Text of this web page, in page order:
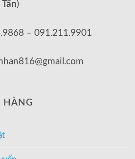
)
– 091.211.9901
HÀNG